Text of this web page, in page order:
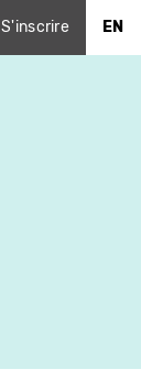
S'inscrire EN